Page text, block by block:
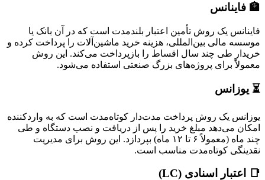
🏦 فاینانس
فاینانس یک روش تأمین اعتبار بلندمدت است که در آن بانک یا
موسسه مالی بین‌المللی، هزینه خرید ماشین‌آلات را پرداخت کرده و
خریدار طی چند سال اقساط را بازپرداخت می‌کند. این روش
معمولاً برای پروژه‌های بزرگ صنعتی استفاده می‌شود.
⏳ یوزانس
یوزانس یک روش پرداخت مدت‌دار کوتاه‌مدت است که به واردکننده
امکان می‌دهد مبلغ خرید را پس از دریافت و نصب دستگاه و طی
چند ماه (معمولاً ۶ تا ۱۲ ماه) بپردازد. این روش برای مدیریت
نقدینگی کوتاه‌مدت مناسب است.
📑 اعتبار اسنادی (LC)